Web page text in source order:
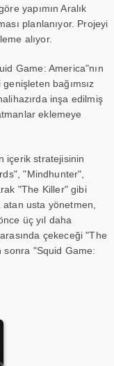
yapımın Aralık
planlanıyor. Projeyi
alıyor.
Game: America"nın
bağımsız
inşa edilmiş
eklemeye
içerik stratejisinin
"Mindhunter",
"The Killer" gibi
usta yönetmen,
üç yıl daha
çekeceği "The
"Squid Game: